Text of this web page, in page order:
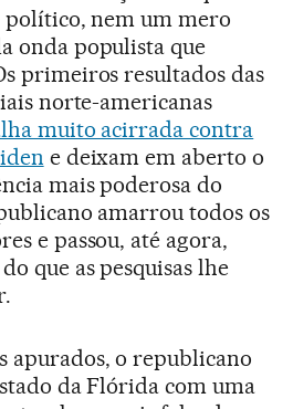
político, nem um mero
onda populista que
primeiros resultados das
norte-americanas
muito acirrada contra
e deixam em aberto o
mais poderosa do
amarrou todos os
e passou, até agora,
que as pesquisas lhe
apurados, o republicano
da Flórida com uma